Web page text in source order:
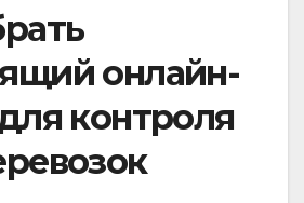
онлайн-
контроля